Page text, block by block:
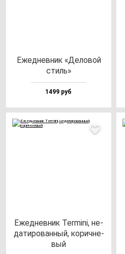
Ежед­нев­ник «Дело­вой
стиль»
1499 руб
Ежед­нев­ник Ter­mi­ni, не­
да­ти­ро­ван­ный, ко­рич­не­
вый